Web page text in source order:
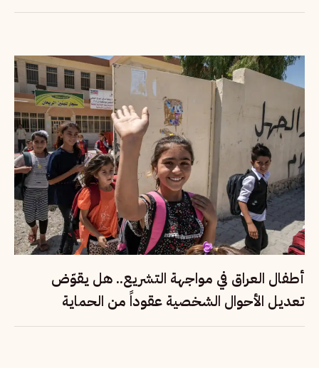
أطفال العراق في مواجهة التشريع.. هل يقوّض
تعديل الأحوال الشخصية عقوداً من الحماية
القانونية؟